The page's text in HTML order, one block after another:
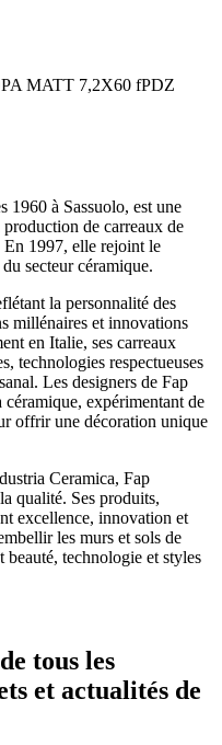
MATT 7,2X60 fPDZ
1960 à Sassuolo, est une
de carreaux de
En 1997, elle rejoint le
secteur céramique.
la personnalité des
millénaires et innovations
en Italie, ses carreaux
technologies respectueuses
Les designers de Fap
expérimentant de
offrir une décoration unique
Ceramica, Fap
qualité. Ses produits,
excellence, innovation et
les murs et sols de
beauté, technologie et styles
tous les
et actualités de